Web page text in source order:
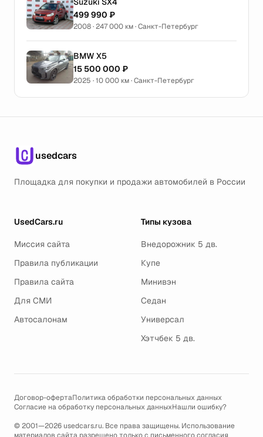
499 990 ₽
2008 · 247 000 км · Санкт-Петербург
BMW X5
15 500 000 ₽
2025 · 10 000 км · Санкт-Петербург
usedcars
Площадка для покупки и продажи автомобилей в России
UsedCars.ru
Миссия сайта
Правила публикации
Правила сайта
Для СМИ
Автосалонам
Типы кузова
Внедорожник 5 дв.
Купе
Минивэн
Седан
Универсал
Хэтчбек 5 дв.
Договор-офертаПолитика обработки персональных данных
Согласие на обработку персональных данныхНашли ошибку?
© 2001—2026 usedcars.ru. Все права защищены. Использование